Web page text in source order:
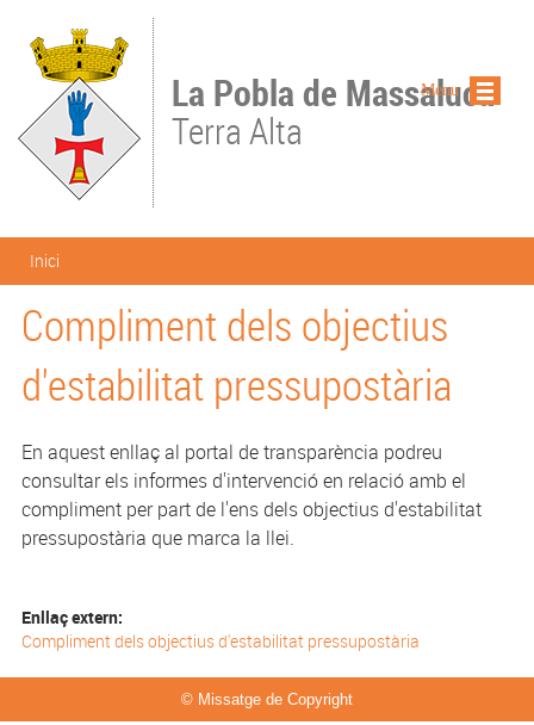
La Pobla de Massaluca
Terra Alta
Esteu aquí
Inici
Compliment dels objectius
d'estabilitat pressupostària
En aquest enllaç al portal de transparència podreu
consultar els informes d'intervenció en relació amb el
compliment per part de l'ens dels objectius d'estabilitat
pressupostària que marca la llei.
Enllaç extern:
Compliment dels objectius d'estabilitat pressupostària
© Missatge de Copyright
Menu